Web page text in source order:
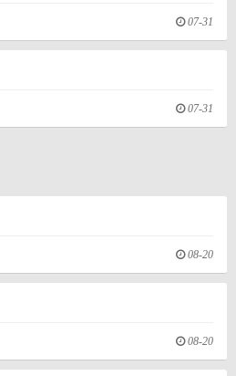
07-31
07-31
08-20
08-20